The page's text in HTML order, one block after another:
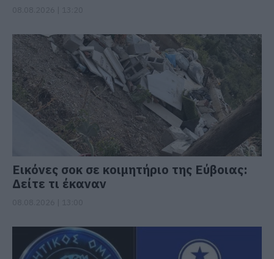
Εικόνες σοκ σε κοιμητήριο της Εύβοιας:
Δείτε τι έκαναν